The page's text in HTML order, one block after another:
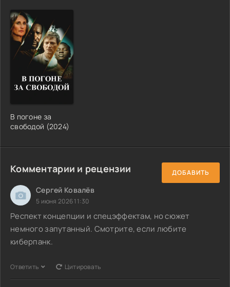
В погоне за
свободой (2024)
Комментарии и рецензии ДОБАВИТЬ
Сергей Ковалёв
5 июня 2026 11:30
Респект концепции и спецэффектам, но сюжет
немного запутанный. Смотрите, если любите
киберпанк.
Ответить Цитировать